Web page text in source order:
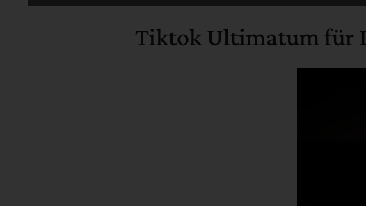
Tiktok Ultimatum für